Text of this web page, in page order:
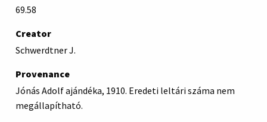
69.58
Creator
Schwerdtner J.
Provenance
Jónás Adolf ajándéka, 1910. Eredeti leltári száma nem
megállapítható.